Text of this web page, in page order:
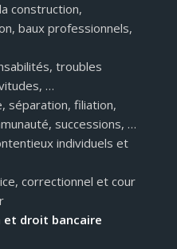
construction,
baux professionnels,
troubles
…
séparation, filiation,
successions, …
individuels et
correctionnel et cour
droit bancaire